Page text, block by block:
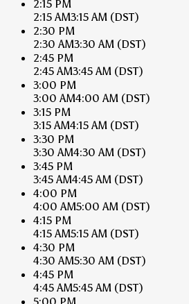
2:15 PM
2:15 AM3:15 AM (DST)
2:30 PM
2:30 AM3:30 AM (DST)
2:45 PM
2:45 AM3:45 AM (DST)
3:00 PM
3:00 AM4:00 AM (DST)
3:15 PM
3:15 AM4:15 AM (DST)
3:30 PM
3:30 AM4:30 AM (DST)
3:45 PM
3:45 AM4:45 AM (DST)
4:00 PM
4:00 AM5:00 AM (DST)
4:15 PM
4:15 AM5:15 AM (DST)
4:30 PM
4:30 AM5:30 AM (DST)
4:45 PM
4:45 AM5:45 AM (DST)
5:00 PM